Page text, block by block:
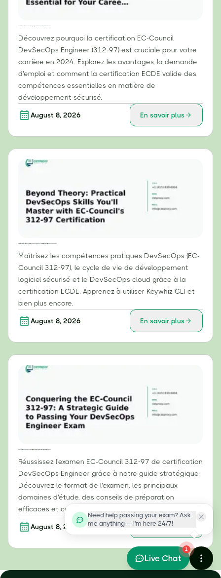
Découvrez pourquoi la certification EC-Council
DevSecOps Engineer (312-97) est cruciale pour votre
carrière en 2024. Explorez les avantages, la demande
d'emploi et comment la certification ECDE valide des
compétences essentielles en matière de
développement sécurisé.
August 8, 2026 En savoir plus
Maîtrisez les compétences pratiques DevSecOps (EC-
Council 312-97), le cycle de vie de développement
logiciel sécurisé et le DevSecOps cloud grâce à la
certification ECDE. Apprenez à utiliser Keywhiz CLI et
bien plus encore.
August 8, 2026 En savoir plus
Réussissez l'examen EC-Council 312-97 de certification
DevSecOps Engineer grâce à notre guide stratégique.
Découvrez le format de l'examen, les principaux
domaines d'étude, des conseils de préparation
efficaces et comment obtenir votre certification ECDE.
August 8, 2026 En savoir plus
Need help passing your exam? Ask
me anything — I'm here 24/7!
1
Live Chat